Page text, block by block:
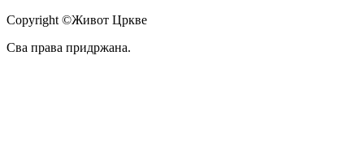
Copyright ©Живот Цркве
Сва права придржана.